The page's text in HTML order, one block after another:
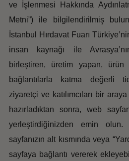
ve İşlenmesi Hakkında
Metni”) ile bilgilendirilmiş
İstanbul Hırdavat Fuarı
insan kaynağı ile
birleştiren, üretim yapan, ürün
bağlantılarla katma değerli
ziyaretçi ve katılımcıları bir
hazırladıktan sonra, web
yerleştirdiğinizden emin olun.
sayfanızın alt kısmında veya
sayfaya bağlantı vererek